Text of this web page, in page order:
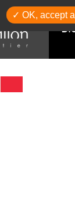
✓ OK, accept all